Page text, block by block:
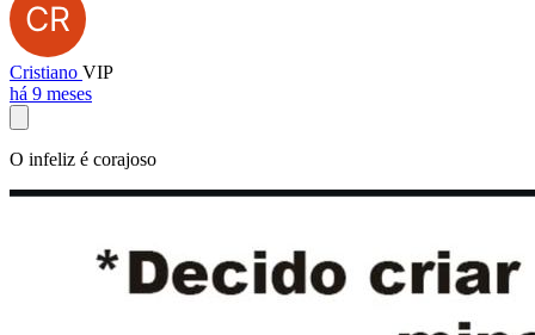
Cristiano VIP
há 9 meses
O infeliz é corajoso